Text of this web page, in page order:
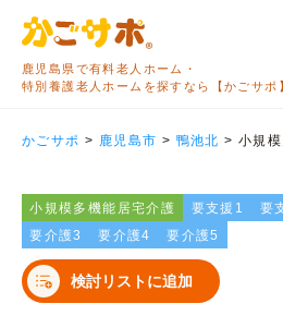
鹿児島県で有料老人ホーム・
特別養護老人ホームを探すなら【かごサポ
かごサポ > 鹿児島市 > 鴨池北 >小規
小規模多機能居宅介護 要支援1 要
要介護3
要介護4 要介護5
検討リストに追加